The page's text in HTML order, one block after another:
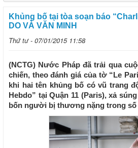
Khủng bố tại tòa soạn báo
DO VÀ VĂN MINH
Thứ tư - 07/01/2015 11:58
(NCTG) Nước Pháp đã trải qua
chiến, theo đánh giá của tờ “Le
khi hai tên khủng bố có vũ trang
Hebdo” tại Quận 11 (Paris), xả
bốn người bị thương nặng trong